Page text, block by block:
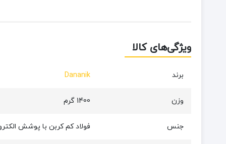
ویژگی‌های کالا
برند Dananik
وزن 1400 گرم
جنس فولاد کم کربن با پوشش